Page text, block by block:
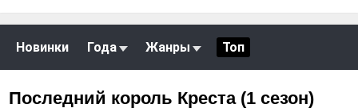
Новинки Года Жанры Топ
Последний король Креста (1 сезон)